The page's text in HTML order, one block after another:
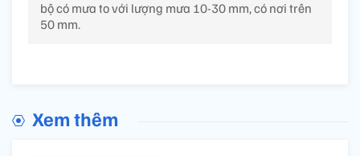
bộ có mưa to với lượng mưa 10-30 mm, có nơi trên
50 mm.
Xem thêm